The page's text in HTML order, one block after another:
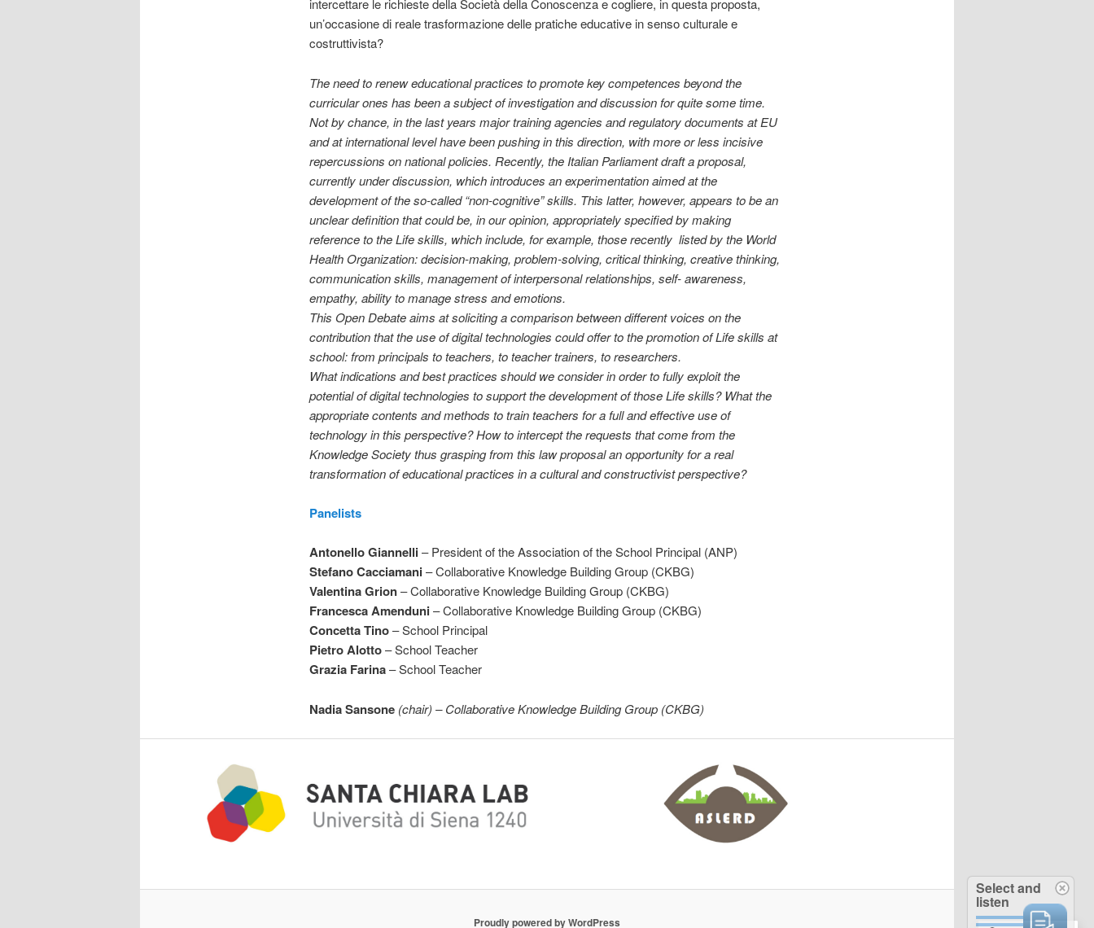
intercettare le richieste della Società della Conoscenza e cogliere, in questa proposta,
un’occasione di reale trasformazione delle pratiche educative in senso culturale e
costruttivista?
The need to renew educational practices to promote key competences beyond the
curricular ones has been a subject of investigation and discussion for quite some time.
Not by chance, in the last years major training agencies and regulatory documents at EU
and at international level have been pushing in this direction, with more or less incisive
repercussions on national policies. Recently, the Italian Parliament draft a proposal,
currently under discussion, which introduces an experimentation aimed at the
development of the so-called “non-cognitive” skills. This latter, however, appears to be an
unclear definition that could be, in our opinion, appropriately specified by making
reference to the Life skills, which include, for example, those recently listed by the World
Health Organization: decision-making, problem-solving, critical thinking, creative thinking,
communication skills, management of interpersonal relationships, self- awareness,
empathy, ability to manage stress and emotions.
This Open Debate aims at soliciting a comparison between different voices on the
contribution that the use of digital technologies could offer to the promotion of Life skills at
school: from principals to teachers, to teacher trainers, to researchers.
What indications and best practices should we consider in order to fully exploit the
potential of digital technologies to support the development of those Life skills? What the
appropriate contents and methods to train teachers for a full and effective use of
technology in this perspective? How to intercept the requests that come from the
Knowledge Society thus grasping from this law proposal an opportunity for a real
transformation of educational practices in a cultural and constructivist perspective?
Panelists
Antonello Giannelli– President of the Association of the School Principal (ANP)
Stefano Cacciamani– Collaborative Knowledge Building Group (CKBG)
Valentina Grion– Collaborative Knowledge Building Group (CKBG)
Francesca Amenduni– Collaborative Knowledge Building Group (CKBG)
Concetta Tino– School Principal
Pietro Alotto– School Teacher
Grazia Farina– School Teacher
Nadia Sansone (chair) – Collaborative Knowledge Building Group (CKBG)
Proudly powered by WordPress
Select and
listen